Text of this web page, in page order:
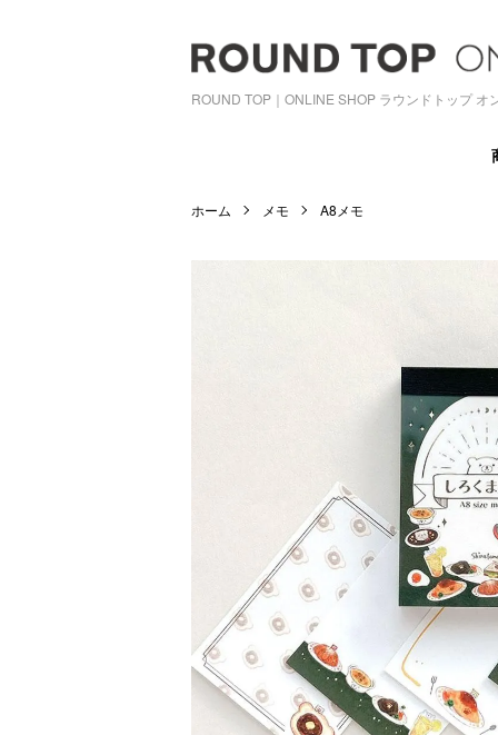
ROUND TOP｜ONLINE SHOP ラウンドトップ オ
ホーム メモ A8メモ